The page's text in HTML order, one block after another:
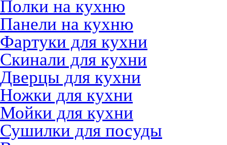
Полки на кухню
Панели на кухню
Фартуки для кухни
Скинали для кухни
Дверцы для кухни
Ножки для кухни
Мойки для кухни
Сушилки для посуды